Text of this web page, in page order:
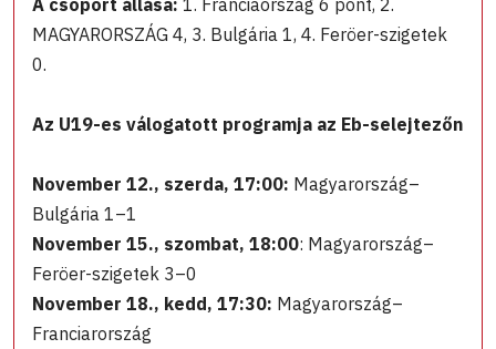
MAGYARORSZÁG 4, 3. Bulgária 1, 4. Feröer-szigetek
0.
Az U19-es válogatott programja az Eb-selejtezőn
November 12., szerda, 17:00: Magyarország–
Bulgária 1–1
November 15., szombat, 18:00: Magyarország–
Feröer-szigetek 3–0
November 18., kedd, 17:30: Magyarország–
Franciarország